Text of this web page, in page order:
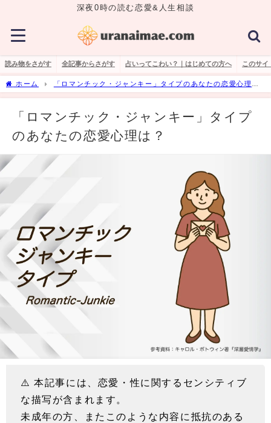
深夜0時の読む恋愛&人生相談
読み物をさがす 全記事からさがす 占いってこわい？｜はじめての方へ このサイ
ホーム
「ロマンチック・ジャンキー」タイプのあなたの恋愛心理
は？
「ロマンチック・ジャンキー」タイプ
のあなたの恋愛心理は？
⚠️ 本記事には、恋愛・性に関するセンシティブ
な描写が含まれます。
未成年の方、またこのような内容に抵抗のある